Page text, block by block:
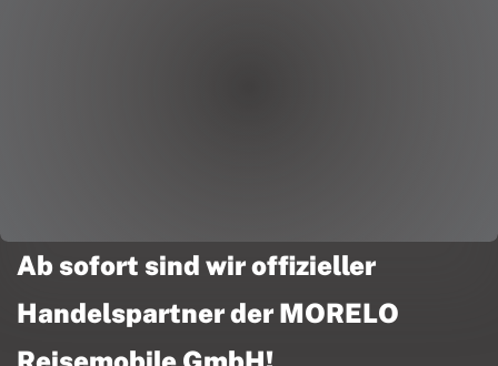
Ab sofort sind wir offizieller
Handelspartner der MORELO